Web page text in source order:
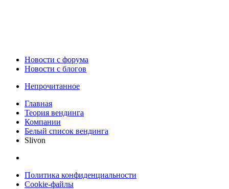
Новости c форума
Новости с блогов
Непрочитанное
Главная
Теория вендинга
Компании
Белый список вендинга
Slivon
Политика конфиденциальности
Cookie-файлы